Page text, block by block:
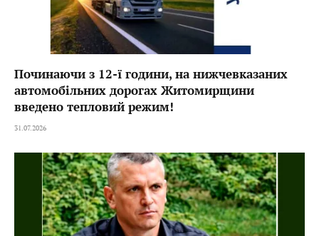
Починаючи з 12-ї години, на нижчевказаних
автомобільних дорогах Житомирщини
введено тепловий режим!
31.07.2026